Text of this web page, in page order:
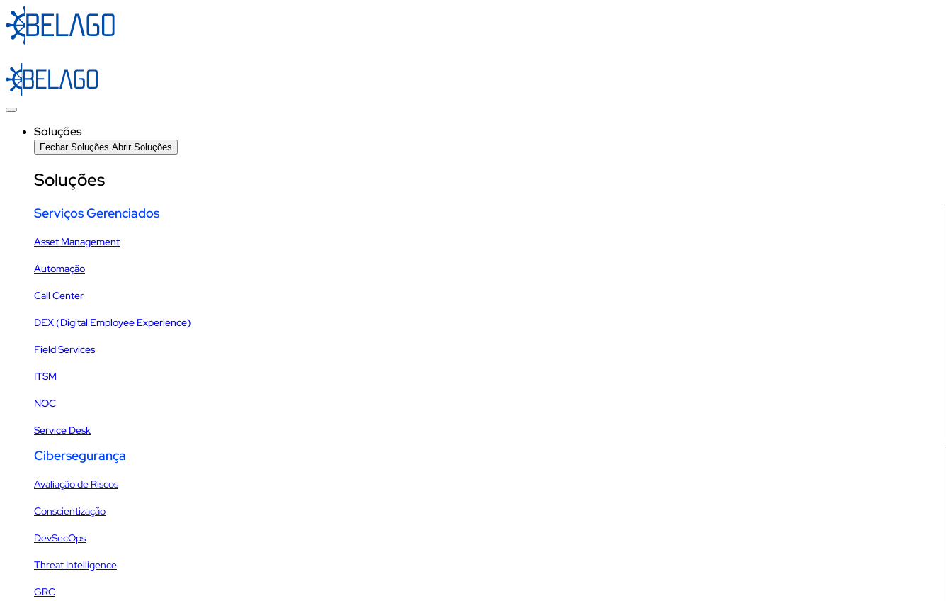
Ir
para
Soluções
Fechar Soluções Abrir Soluções
Soluções
Serviços Gerenciados
Asset Management
Automação
Call Center
DEX (Digital Employee Experience)
Field Services
ITSM
NOC
Service Desk
Cibersegurança
Avaliação de Riscos
Conscientização
DevSecOps
Threat Intelligence
GRC